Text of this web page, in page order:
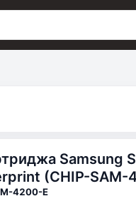
Samsung
(CHIP-SAM-
4200-E